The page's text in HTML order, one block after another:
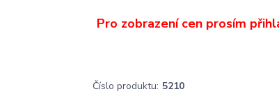
Číslo produktu: 5210